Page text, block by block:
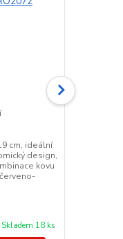
cm, ideální
design,
kovu
Skladem 18 ks